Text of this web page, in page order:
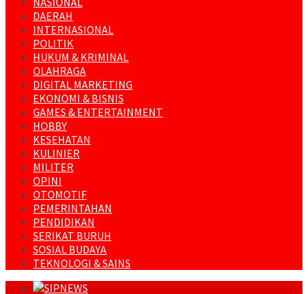
DAERAH
INTERNASIONAL
POLITIK
HUKUM & KRIMINAL
OLAHRAGA
DIGITAL MARKETING
EKONOMI & BISNIS
GAMES & ENTERTAINMENT
HOBBY
KESEHATAN
KULINIER
MILITER
OPINI
OTOMOTIF
PEMERINTAHAN
PENDIDIKAN
SERIKAT BURUH
SOSIAL BUDAYA
TEKNOLOGI & SAINS